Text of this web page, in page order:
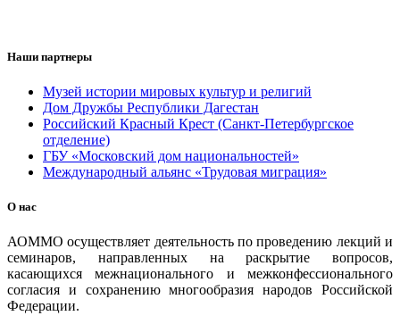
Наши партнеры
Музей истории мировых культур и религий
Дом Дружбы Республики Дагестан
Российский Красный Крест (Санкт-Петербургское
отделение)
ГБУ «Московский дом национальностей»
Международный альянс «Трудовая миграция»
О нас
АОММО осуществляет деятельность по проведению лекций и
семинаров, направленных на раскрытие вопросов,
касающихся межнационального и межконфессионального
согласия и сохранению многообразия народов Российской
Федерации.